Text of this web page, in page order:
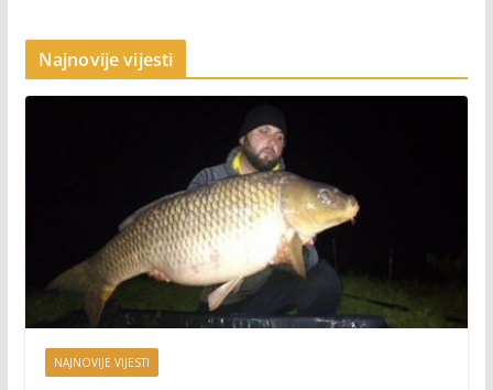
Najnovije vijesti
NAJNOVIJE VIJESTI